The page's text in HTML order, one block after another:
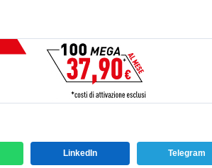
LinkedIn Telegram